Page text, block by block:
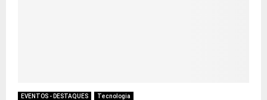
EVENTOS - DESTAQUES Tecnologia